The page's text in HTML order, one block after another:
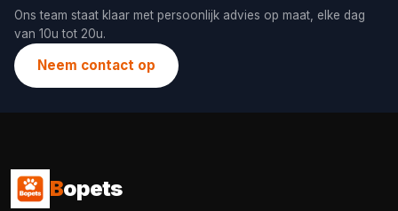
Ons team staat klaar met persoonlijk advies op maat, elke dag
van 10u tot 20u.
Neem contact op
Bopets